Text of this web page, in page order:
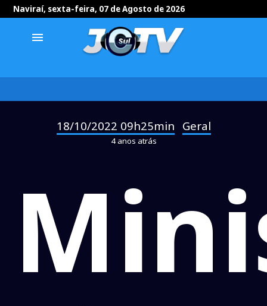
Naviraí, sexta-feira, 07 de Agosto de 2026
menu
18/10/2022 09h25min Geral
4 anos atrás